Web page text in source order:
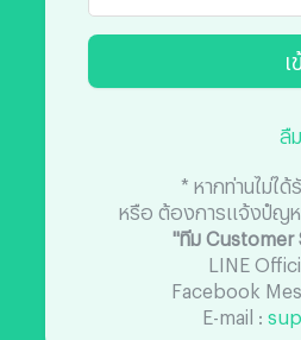
ลื
* หากท่านไม่ไ
หรือ ต้องการแจ้งปํญห
"ทีม
LINE
Facebook
E-mail :